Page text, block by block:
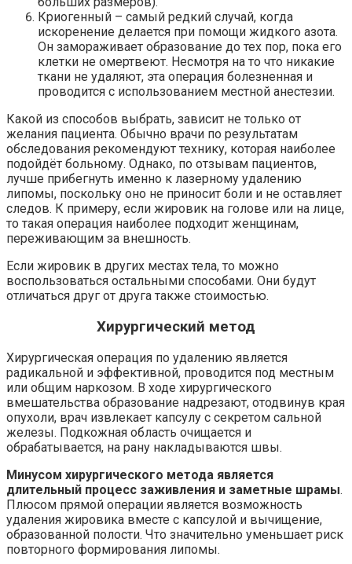
Криогенный – самый редкий случай, когда
искоренение делается при помощи жидкого азота.
Он замораживает образование до тех пор, пока его
клетки не омертвеют. Несмотря на то что никакие
ткани не удаляют, эта операция болезненная и
проводится с использованием местной анестезии.
Какой из способов выбрать, зависит не только от
желания пациента. Обычно врачи по результатам
обследования рекомендуют технику, которая наиболее
подойдёт больному. Однако, по отзывам пациентов,
лучше прибегнуть именно к лазерному удалению
липомы, поскольку оно не приносит боли и не оставляет
следов. К примеру, если жировик на голове или на лице,
то такая операция наиболее подходит женщинам,
переживающим за внешность.
Если жировик в других местах тела, то можно
воспользоваться остальными способами. Они будут
отличаться друг от друга также стоимостью.
Хирургический метод
Хирургическая операция по удалению является
радикальной и эффективной, проводится под местным
или общим наркозом. В ходе хирургического
вмешательства образование надрезают, отодвинув края
опухоли, врач извлекает капсулу с секретом сальной
железы. Подкожная область очищается и
обрабатывается, на рану накладываются швы.
Минусом хирургического метода является
длительный процесс заживления и заметные шрамы.
Плюсом прямой операции является возможность
удаления жировика вместе с капсулой и вычищение,
образованной полости. Что значительно уменьшает риск
повторного формирования липомы.